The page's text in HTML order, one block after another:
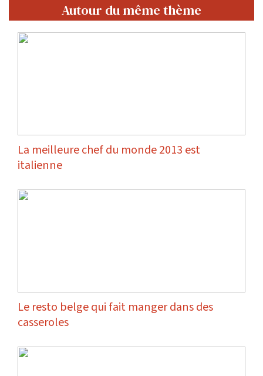
Autour du même thème
La meilleure chef du monde 2013 est
italienne
Le resto belge qui fait manger dans des
casseroles